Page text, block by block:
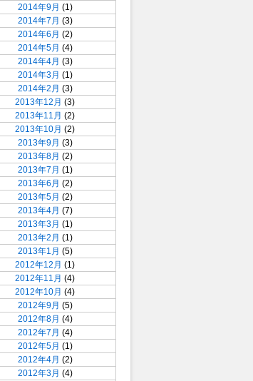
2014年9月 (1)
2014年7月 (3)
2014年6月 (2)
2014年5月 (4)
2014年4月 (3)
2014年3月 (1)
2014年2月 (3)
2013年12月 (3)
2013年11月 (2)
2013年10月 (2)
2013年9月 (3)
2013年8月 (2)
2013年7月 (1)
2013年6月 (2)
2013年5月 (2)
2013年4月 (7)
2013年3月 (1)
2013年2月 (1)
2013年1月 (5)
2012年12月 (1)
2012年11月 (4)
2012年10月 (4)
2012年9月 (5)
2012年8月 (4)
2012年7月 (4)
2012年5月 (1)
2012年4月 (2)
2012年3月 (4)